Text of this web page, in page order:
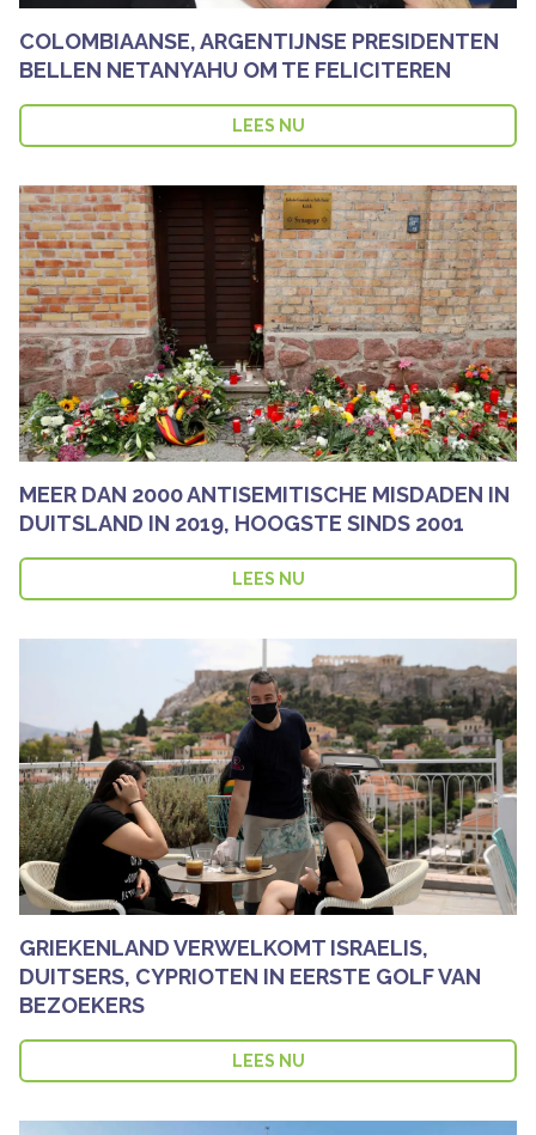
COLOMBIAANSE, ARGENTIJNSE PRESIDENTEN
BELLEN NETANYAHU OM TE FELICITEREN
LEES NU
MEER DAN 2000 ANTISEMITISCHE MISDADEN IN
DUITSLAND IN 2019, HOOGSTE SINDS 2001
LEES NU
GRIEKENLAND VERWELKOMT ISRAELIS,
DUITSERS, CYPRIOTEN IN EERSTE GOLF VAN
BEZOEKERS
LEES NU